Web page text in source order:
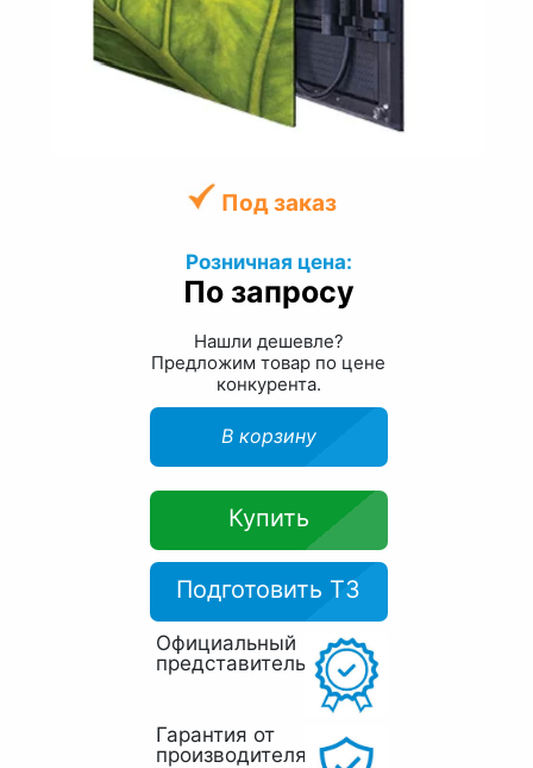
Под заказ
Розничная цена:
По запросу
Нашли дешевле?
Предложим товар по цене
конкурента.
В корзину
Купить
Подготовить ТЗ
Официальный
представитель
Гарантия от
производителя